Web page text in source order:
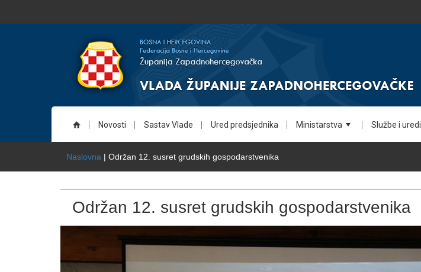
Novosti Sastav Vlade Ured predsjednika Ministarstva Službe i uredi
Naslovna | Održan 12. susret grudskih gospodarstvenika
Održan 12. susret grudskih gospodarstvenika